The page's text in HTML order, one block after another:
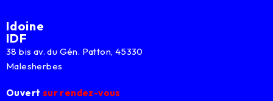
Idoine
IDF
38 bis av. du Gén. Patton, 45330
Malesherbes
Ouvert sur rendez-vous